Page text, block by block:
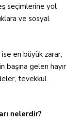
seçimlerine yol
ve sosyal
en büyük zarar,
başına gelen hayır
tevekkül
nelerdir?